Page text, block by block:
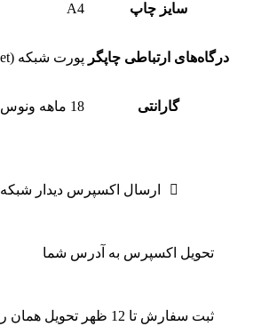
سایز چاپ A4
درگاه‌های ارتباطی چاپگر پورت شبکه (Ethernet), یو اس بی | USB
گارانتی 18 ماهه ونوس سرویس
ارسال اکسپرس دیدار شبکه
تحویل اکسپرس به آدرس شما
ثبت سفارش تا 12 ظهر تحویل همان روز ویژه تهران